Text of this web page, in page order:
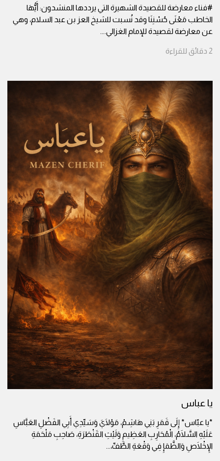
#فناء معارضة للقصيدة الشهيرة التي يرددها المنشدون: أَيُّهَا
الخاطب مَعْنَى حُسْنِنَا وقد نُسبت للشيخ العز بن عبد السلام، وهي
عن معارضة لقصيدة للإمام الغزالي....
2 دقائق للقراءة
يا عباس
*يا عبّاس* إِلَى قَمَرِ بَنِي هَاشِمْ، مَوْلَايَ وَسَيِّدِي أَبِي الفَضْلِ العَبَّاسِ
عَلَيْهِ السَّلَامُ، الْمُحَارِبِ العَظِيمِ وَلَيْثِ القَنْطَرَةِ، صَاحِبِ مَلْحَمَةِ
الإِخْلَاصِ وَالظَّمَإِ فِي وَقْعَةِ الطَّفِّ،...